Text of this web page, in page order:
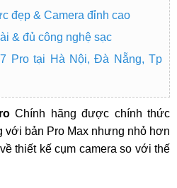
đẹp & Camera đỉnh cao
& đủ công nghệ sạc
Pro tại Hà Nội, Đà Nẵng, Tp
Chính hãng được chính thức
với bản Pro Max nhưng nhỏ hơn
thiết kế cụm camera so với thế